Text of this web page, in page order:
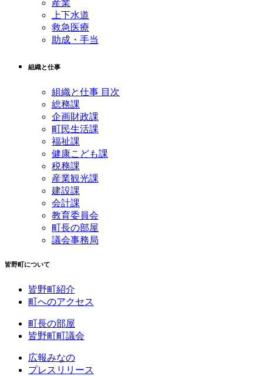
産業
上下水道
救急医療
助成・手当
組織と仕事
組織と仕事 目次
総務課
企画財政課
町民生活課
福祉課
健康こども課
税務課
産業観光課
建設課
会計課
教育委員会
町長の部屋
議会事務局
皆野町について
皆野町紹介
町へのアクセス
町長の部屋
皆野町町議会
広報みなの
プレスリリース